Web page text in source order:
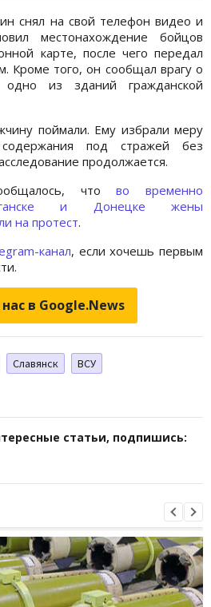
снял на свой телефон видео и
местонахождение бойцов
карте, после чего передал
Кроме того, он сообщал врагу о
из зданий гражданской
поймали. Ему избрали меру
под стражей без
продолжается.
чтово временно
и Донецке жены
на протест.
канал, если хочешь первым
в Google.News
Славянск
ВСУ
статьи, подпишись: